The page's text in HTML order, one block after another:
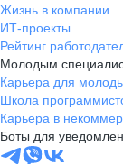
Жизнь в компании
ИТ-проекты
Рейтинг
Молодым
Карьера для
Школа
Карьера в
Боты для